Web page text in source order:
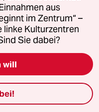
der
aus
im Zentrum“ –
Kulturzentren
Sie dabei?
will